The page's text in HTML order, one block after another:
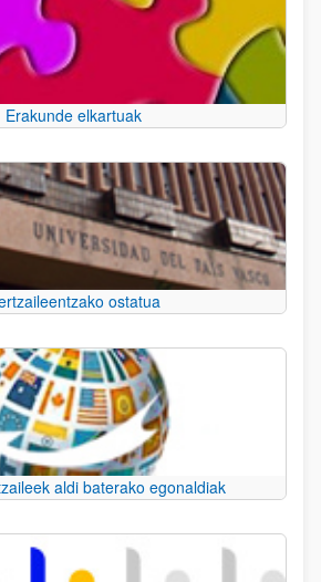
Erakunde elkartuak
ostatua
aldi baterako egonaldiak